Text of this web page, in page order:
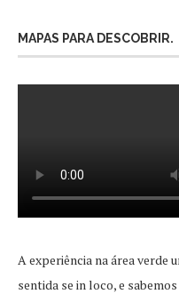
MAPAS PARA DESCOBRIR.
A experiência na área verde
sentida se in loco, e